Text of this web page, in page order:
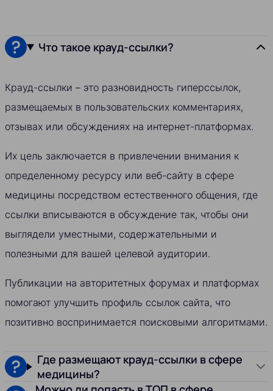
Что такое крауд-ссылки?
Крауд-ссылки – это разновидность гиперссылок,
размещаемых в пользовательских комментариях,
отзывах или обсуждениях на интернет-платформах.
Их цель заключается в привлечении внимания к
определенному ресурсу или веб-сайту в сфере
медицины посредством естественного общения, где
ссылки вписываются в обсуждение так, чтобы они
выглядели уместными, содержательными и
полезными для вашей целевой аудитории.
Публикации на авторитетных форумах и платформах
помогают улучшить профиль ссылок сайта, что
позитивно воспринимается поисковыми алгоритмами.
Где размещают крауд-ссылки в сфере
медицины?